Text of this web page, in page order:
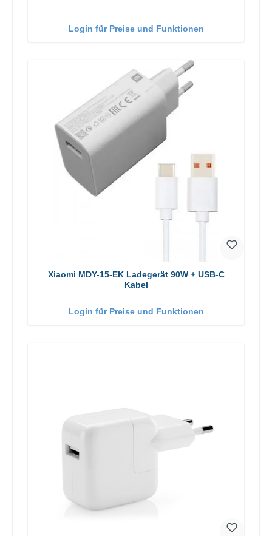
Login für Preise und Funktionen
Xiaomi MDY-15-EK Ladegerät 90W + USB-C
Kabel
Login für Preise und Funktionen